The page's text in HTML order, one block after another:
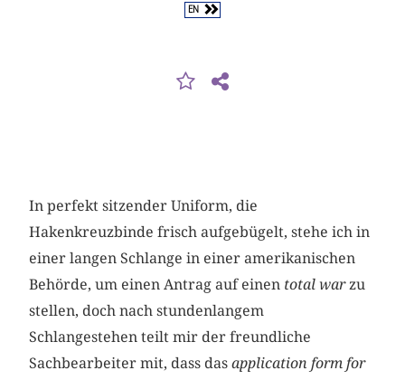
EN
In perfekt sitzender Uniform, die
Hakenkreuzbinde frisch aufgebügelt, stehe ich in
einer langen Schlange in einer amerikanischen
Behörde, um einen Antrag auf einen total warzu
stellen, doch nach stundenlangem
Schlangestehen teilt mir der freundliche
Sachbearbeiter mit, dass dasapplication form for